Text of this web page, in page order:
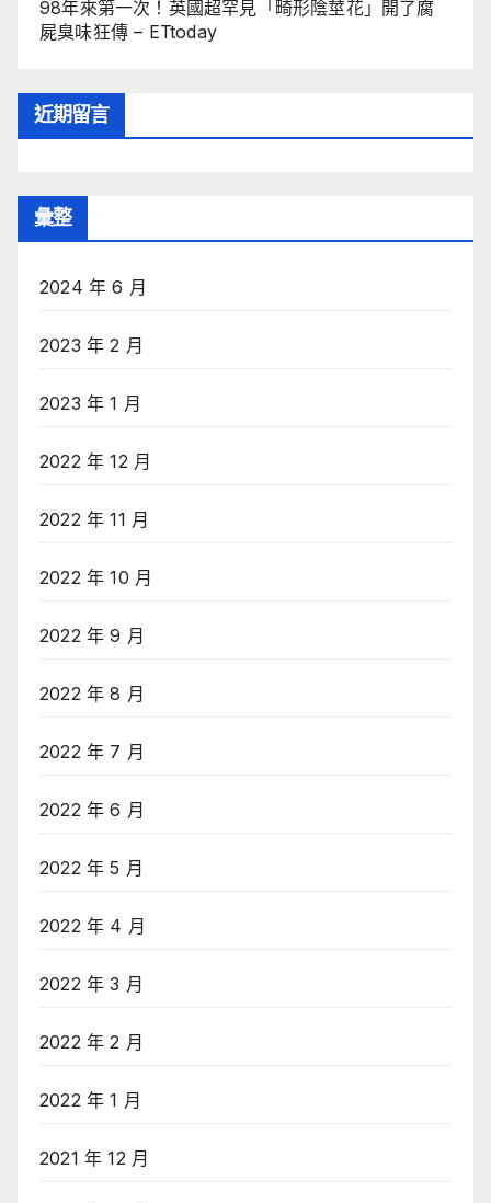
98年來第一次！英國超罕見「畸形陰莖花」開了腐
屍臭味狂傳 – ETtoday
近期留言
彙整
2024 年 6 月
2023 年 2 月
2023 年 1 月
2022 年 12 月
2022 年 11 月
2022 年 10 月
2022 年 9 月
2022 年 8 月
2022 年 7 月
2022 年 6 月
2022 年 5 月
2022 年 4 月
2022 年 3 月
2022 年 2 月
2022 年 1 月
2021 年 12 月